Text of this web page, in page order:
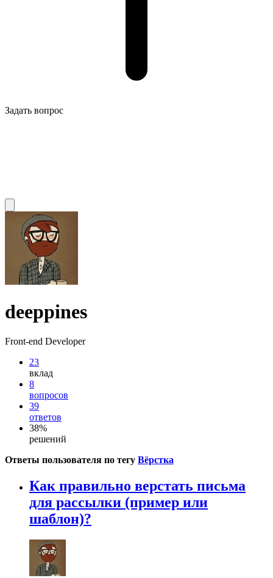
Задать вопрос
deeppines
Front-end Developer
23
вклад
8
вопросов
39
ответов
38%
решений
Ответы пользователя по тегу Вёрстка
Как правильно верстать письма
для рассылки (пример или
шаблон)?